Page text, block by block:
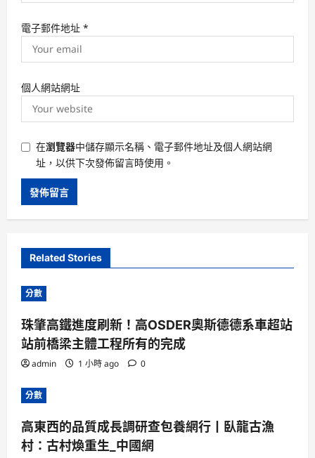
電子郵件地址 *
個人網站網址
在瀏覽器中儲存顯示名稱、電子郵件地址及個人網站網
址，以供下次發佈留言時使用。
Related Stories
分數
珠肇高鐵進度刷新！高OSDER奧斯德德系車超站
站前橋梁主體工程所有的完成
admin 1 小時 ago 0
分數
高東西的品質成長調研查包養網行丨臥龍古漁
村：古村煥重生_中國網